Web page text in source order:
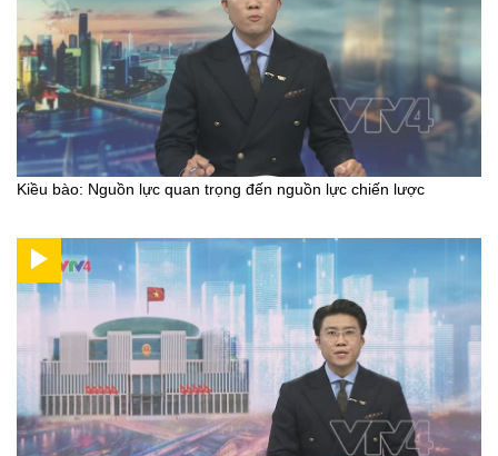
Kiều bào: Nguồn lực quan trọng đến nguồn lực chiến lược